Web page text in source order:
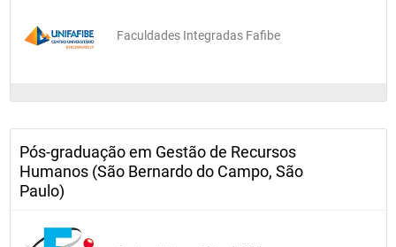
Faculdades Integradas Fafibe
Pós-graduação em Gestão de Recursos
Humanos (São Bernardo do Campo, São
Paulo)